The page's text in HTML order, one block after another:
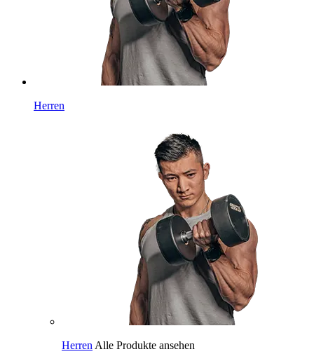
Herren
Herren Alle Produkte ansehen